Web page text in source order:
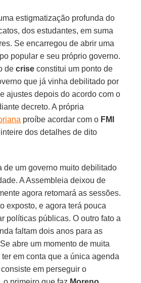
estigmatização profunda do
dos estudantes, em suma
Se encarregou de abrir uma
popular e seu próprio governo.
decrise constitui um ponto de
que já vinha debilitado por
ajustes depois do acordo com o
decreto. A própria
proíbe acordar com o FMI
dos detalhes de dito
de um governo muito debilitado
A Assembleia deixou de
agora retomará as sessões.
exposto, e agora terá pouca
políticas públicas. O outro fato a
faltam dois anos para as
abre um momento de muita
em conta que a única agenda
consiste em perseguir o